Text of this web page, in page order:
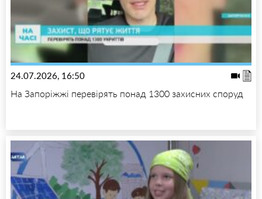
24.07.2026, 16:50
На Запоріжжі перевірять понад 1300 захисних споруд